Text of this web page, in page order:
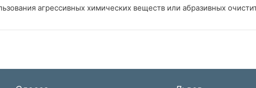
агрессивных химических веществ или абразивных